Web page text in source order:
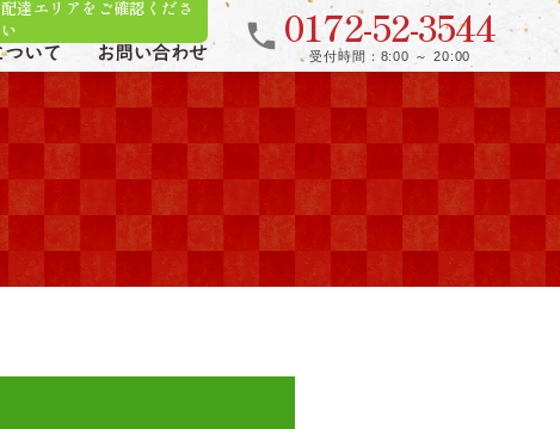
配達エリアをご確認くださ
い
call 0172-52-3544
受付時間 8:00 ～ 20:00